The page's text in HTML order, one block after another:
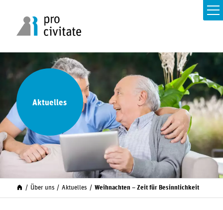
Aktuelles
Über uns Aktuelles Weihnachten – Zeit für Besinnlichkeit